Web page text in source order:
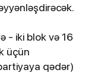
- iki blok və 16
üçün
qədər)